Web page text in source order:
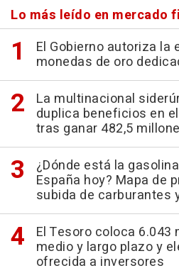
Lo más leído en mercado
El Gobierno autoriza la
monedas de oro
La multinacional
duplica beneficios en
tras ganar 482,5
¿Dónde está la
España hoy? Mapa de
subida de carburantes
El Tesoro coloca 6.043
medio y largo plazo y
ofrecida a inversores